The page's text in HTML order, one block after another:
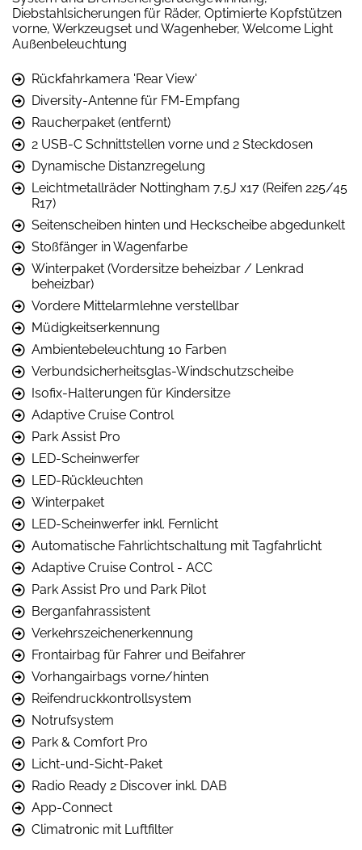
Diebstahlsicherungen für Räder, Optimierte Kopfstützen
vorne, Werkzeugset und Wagenheber, Welcome Light
Außenbeleuchtung
Rückfahrkamera 'Rear View'
Diversity-Antenne für FM-Empfang
Raucherpaket (entfernt)
2 USB-C Schnittstellen vorne und 2 Steckdosen
Dynamische Distanzregelung
Leichtmetallräder Nottingham 7,5J x17 (Reifen 225/45
R17)
Seitenscheiben hinten und Heckscheibe abgedunkelt
Stoßfänger in Wagenfarbe
Winterpaket (Vordersitze beheizbar / Lenkrad
beheizbar)
Vordere Mittelarmlehne verstellbar
Müdigkeitserkennung
Ambientebeleuchtung 10 Farben
Verbundsicherheitsglas-Windschutzscheibe
Isofix-Halterungen für Kindersitze
Adaptive Cruise Control
Park Assist Pro
LED-Scheinwerfer
LED-Rückleuchten
Winterpaket
LED-Scheinwerfer inkl. Fernlicht
Automatische Fahrlichtschaltung mit Tagfahrlicht
Adaptive Cruise Control - ACC
Park Assist Pro und Park Pilot
Berganfahrassistent
Verkehrszeichenerkennung
Frontairbag für Fahrer und Beifahrer
Vorhangairbags vorne/hinten
Reifendruckkontrollsystem
Notrufsystem
Park & Comfort Pro
Licht-und-Sicht-Paket
Radio Ready 2 Discover inkl. DAB
App-Connect
Climatronic mit Luftfilter